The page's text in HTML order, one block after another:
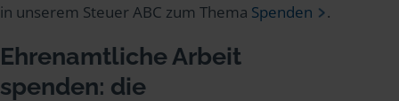
in unserem Steuer ABC zum Thema Spenden .
Ehrenamtliche Arbeit
spenden: die